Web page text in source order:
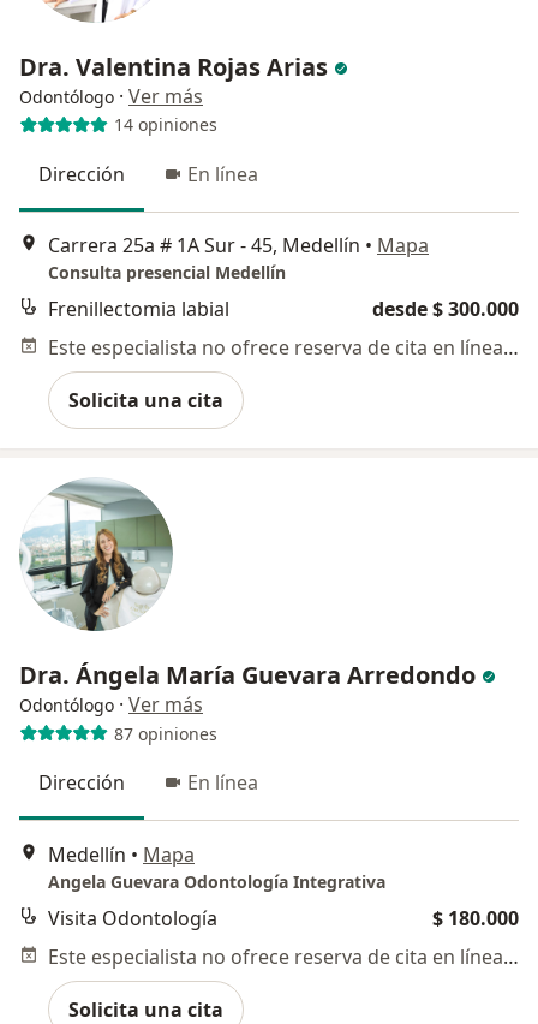
Dra. Valentina Rojas Arias
Odontólogo · Ver más
14 opiniones
Dirección En línea
Carrera 25a # 1A Sur - 45, Medellín • Mapa
Consulta presencial Medellín
Frenillectomia labial
desde $ 300.000
Este especialista no ofrece reserva de cita en línea en esta dirección.
Solicita una cita
Dra. Ángela María Guevara Arredondo
Odontólogo · Ver más
87 opiniones
Dirección En línea
Medellín • Mapa
Angela Guevara Odontología Integrativa
Visita Odontología
$ 180.000
Este especialista no ofrece reserva de cita en línea en esta dirección.
Solicita una cita